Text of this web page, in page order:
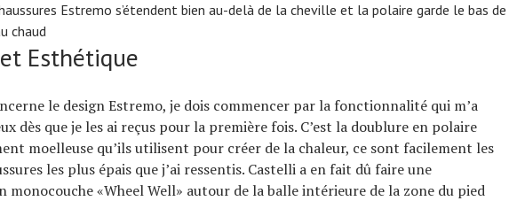
Estremo s’étendent bien au-delà de la cheville et la polaire garde le bas de
chaud
Esthétique
le design Estremo, je dois commencer par la fonctionnalité qui m’a
dès que je les ai reçus pour la première fois. C’est la doublure en polaire
moelleuse qu’ils utilisent pour créer de la chaleur, ce sont facilement les
les plus épais que j’ai ressentis. Castelli a en fait dû faire une
monocouche «Wheel Well» autour de la balle intérieure de la zone du pied